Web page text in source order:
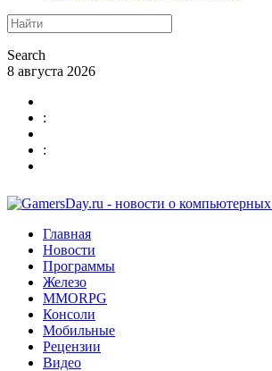
Search
8 августа 2026
:
:
Главная
Новости
Программы
Железо
MMORPG
Консоли
Мобильные
Рецензии
Видео